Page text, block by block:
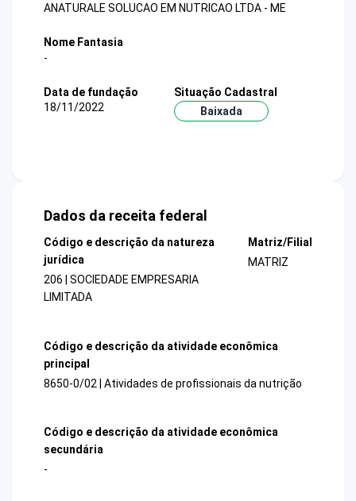
ANATURALE SOLUCAO EM NUTRICAO LTDA - ME
Nome Fantasia
-
Data de fundação
18/11/2022
Situação Cadastral
Baixada
Dados da receita federal
Código e descrição da natureza
jurídica
206 | SOCIEDADE EMPRESARIA
LIMITADA
Matriz/Filial
MATRIZ
Código e descrição da atividade econômica
principal
8650-0/02 | Atividades de profissionais da nutrição
Código e descrição da atividade econômica
secundária
-